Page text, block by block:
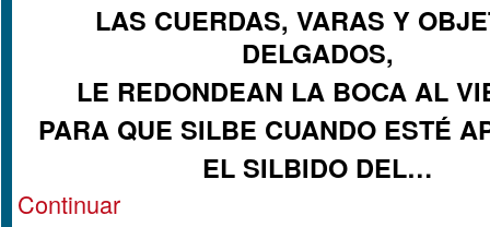
LAS CUERDAS, VARAS Y
DELGADOS,
LE REDONDEAN LA BOCA AL
PARA QUE SILBE CUANDO ESTÉ
EL SILBIDO DEL…
Continuar